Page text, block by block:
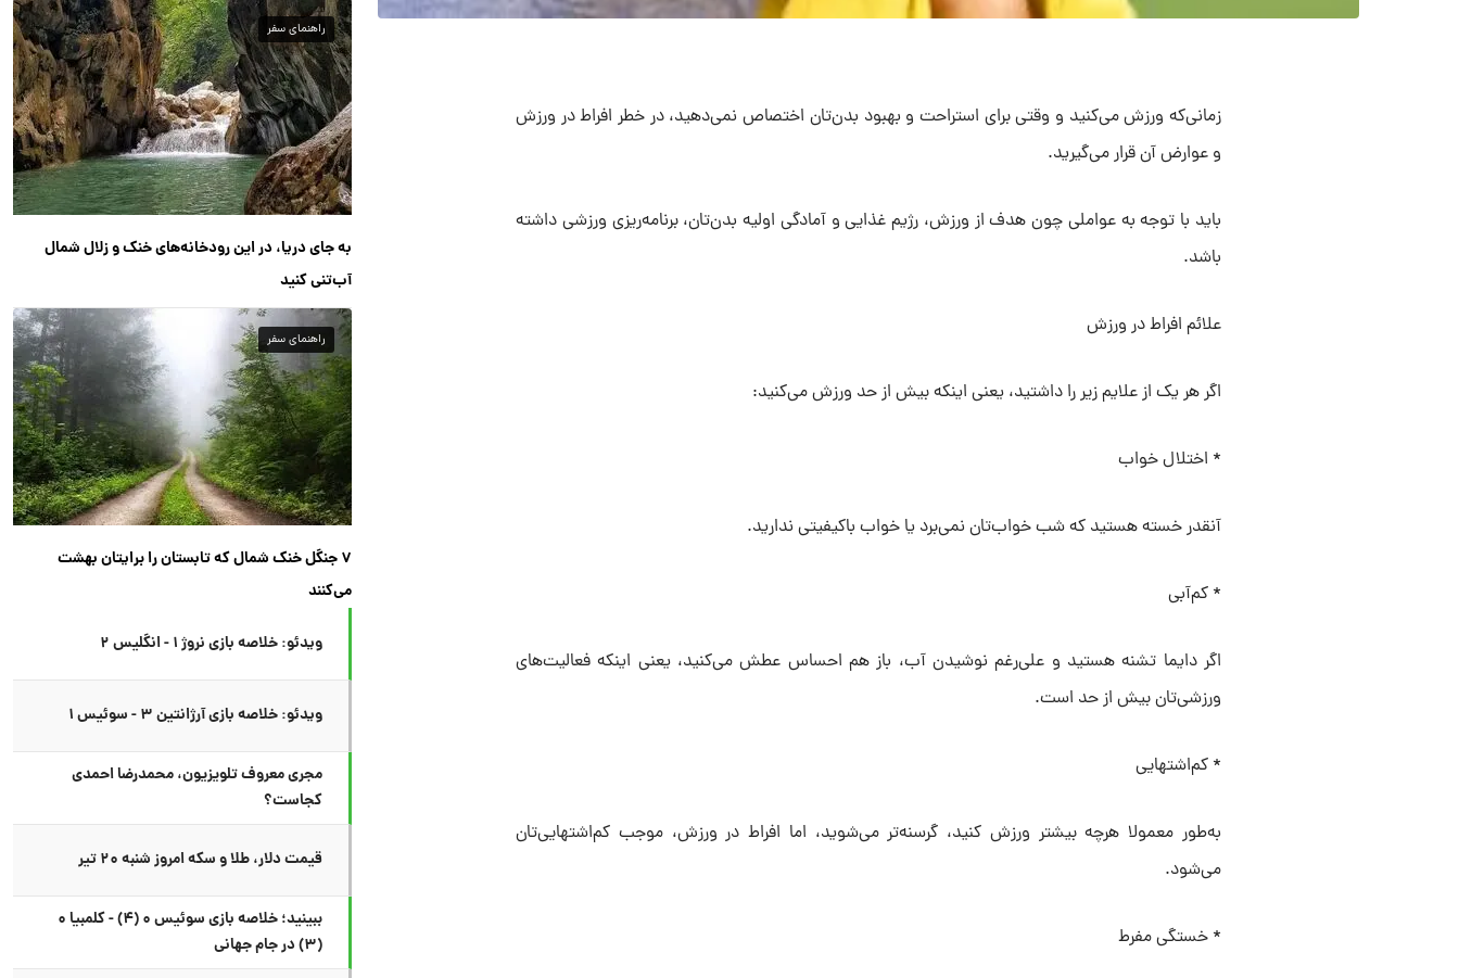
زمانی‌که ورزش می‌کنید و وقتی برای استراحت و بهبود بدن‌تان اختصاص نمی‌دهید، در خطر افراط در ورزش
و عوارض آن قرار می‌گیرید.
باید با توجه به عواملی چون هدف از ورزش، رژیم غذایی و آمادگی اولیه بدن‌تان، برنامه‌ریزی ورزشی داشته
باشد.
علائم افراط در ورزش
اگر هر یک از علایم زیر را داشتید، یعنی اینکه بیش از حد ورزش می‌کنید:
* اختلال خواب
آنقدر خسته هستید که شب خواب‌تان نمی‌برد یا خواب باکیفیتی ندارید.
* کم‌آبی
اگر دایما تشنه هستید و علی‌رغم نوشیدن آب، باز هم احساس عطش می‌کنید، یعنی اینکه فعالیت‌های
ورزشی‌تان بیش از حد است.
* کم‌اشتهایی
به‌طور معمولا هرچه بیشتر ورزش کنید، گرسنه‌تر می‌شوید، اما افراط در ورزش، موجب کم‌اشتهایی‌تان
می‌شود.
* خستگی مفرط
راهنمای سفر
به جای دریا، در این رودخانه‌های خنک و زلال شمال
آب‌تنی کنید
راهنمای سفر
۷ جنگل خنک شمال که تابستان را برایتان بهشت
می‌کنند
ویدئو: خلاصه بازی نروژ ۱ - انگلیس ۲
ویدئو: خلاصه بازی آرژانتین ۳ - سوئیس ۱
مجری معروف تلویزیون، محمدرضا احمدی
کجاست؟
قیمت دلار، طلا و سکه امروز شنبه ۲۰ تیر
ببینید؛ خلاصه بازی سوئیس ۰ (۴) - کلمبیا ۰
(۳) در جام جهانی